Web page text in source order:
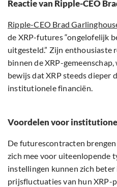
Reactie van Ripple-CEO
Ripple-CEO Brad
de XRP-futures “ongelofelijk
uitgesteld.” Zijn enthousiaste
binnen de XRP-
bewijs dat XRP steeds dieper
institutionele financiën.
Voordelen voor
De futurescontracten
zich mee voor uiteenlopende
instellingen kunnen zich beter
prijsfluctuaties van hun